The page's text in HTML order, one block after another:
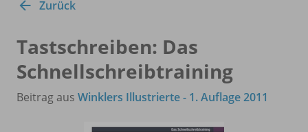
Zurück
Tastschreiben: Das
Schnellschreibtraining
Beitrag aus Winklers Illustrierte - 1. Auflage 2011